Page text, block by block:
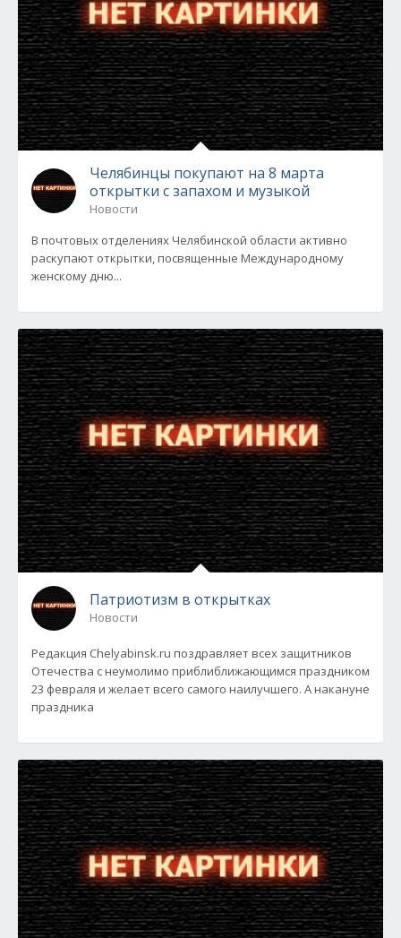
Челябинцы покупают на 8 марта
открытки с запахом и музыкой
Новости
В почтовых отделениях Челябинской области активно
раскупают открытки, посвященные Международному
женскому дню...
Патриотизм в открытках
Новости
Редакция Chelyabinsk.ru поздравляет всех защитников
Отечества с неумолимо приблиближающимся праздником
23 февраля и желает всего самого наилучшего. А накануне
праздника